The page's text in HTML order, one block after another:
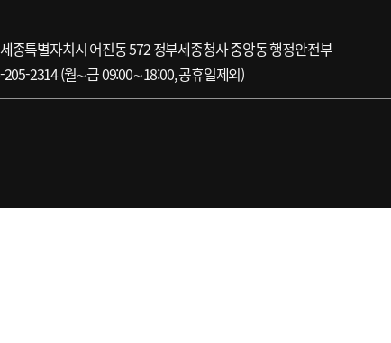
종특별자치시 어진동 572 정부세종청사 중앙동 행정안전부
2314 (월∼금 09:00∼18:00, 공휴일제외)